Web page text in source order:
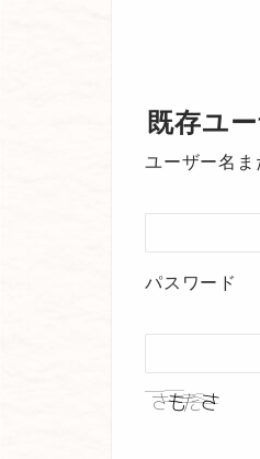
既存ユ
ユーザー名ま
パスワード